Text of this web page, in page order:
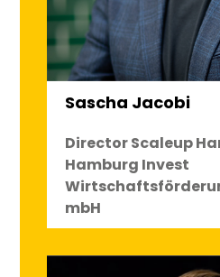
Sascha Jacobi
Director Scaleup
Hamburg Invest
mbH